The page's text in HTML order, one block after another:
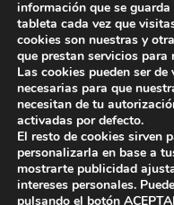
Skip back to main navigation
información que se
tableta cada vez que
cookies son nuestras y
que prestan servicios para
Las cookies pueden ser
necesarias para que
necesitan de tu
activadas por defecto.
El resto de cookies sirven
personalizarla en base a
mostrarte publicidad
intereses personales.
pulsando el botón